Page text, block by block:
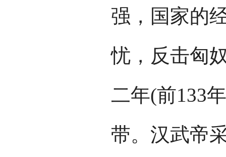
强，国家的
忧，反击匈
二年(前133
带。汉武帝